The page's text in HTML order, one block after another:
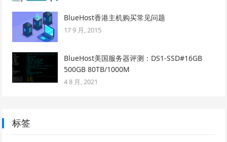
BlueHost香港主机购买常见问题
17 9 月, 2015
BlueHost美国服务器评测：DS1-SSD#16GB
500GB 80TB/1000M
4 8 月, 2021
标签